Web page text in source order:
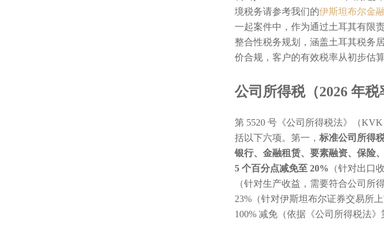
境税务请参考我们的伊斯坦布尔金
一起案件中，作为通过土耳其有限
整合性税务规划，涵盖土耳其税务
价合规，客户的有效税率从初步估
公司所得税（2026 年税
第 5520 号《公司所得税法》（
括以下六项。第一， 标准公司所得
银行、金融租赁、要素融资、保险
5 个百分点减免至 20% （针对出口
（针对生产收益，需要符合公司所
23%（针对伊斯坦布尔证券交易所
100% 减免（依据《公司所得税法》